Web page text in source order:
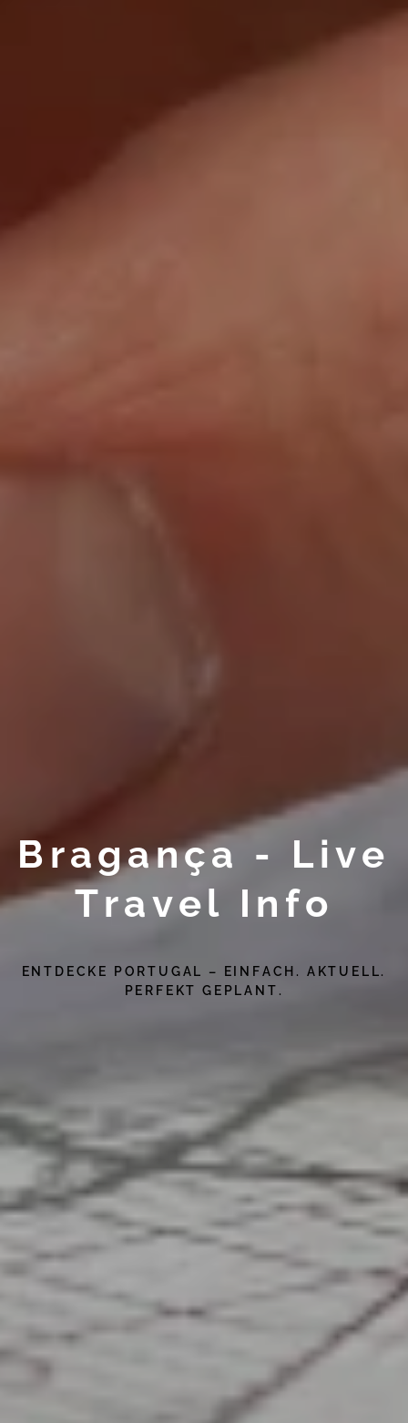
Bragança - Live
Travel Info
ENTDECKE PORTUGAL – EINFACH. AKTUELL.
PERFEKT GEPLANT.